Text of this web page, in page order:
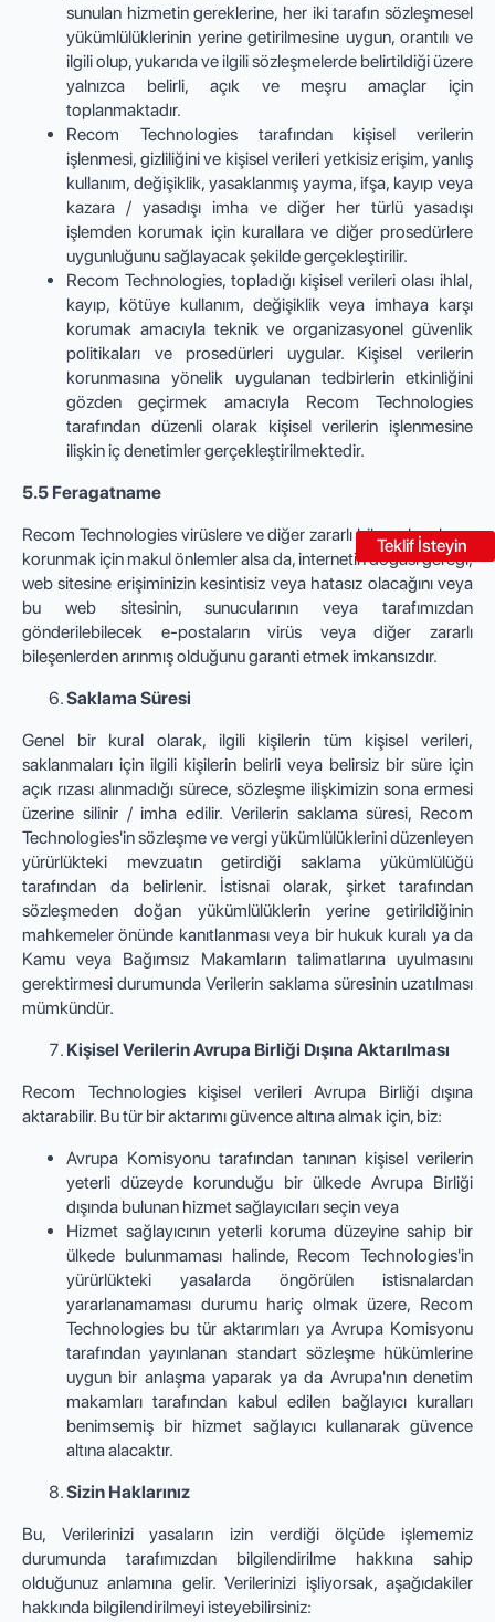
Teklif İsteyin
sunulan hizmetin gereklerine, her iki tarafın sözleşmesel
yükümlülüklerinin yerine getirilmesine uygun, orantılı ve
ilgili olup, yukarıda ve ilgili sözleşmelerde belirtildiği üzere
yalnızca belirli, açık ve meşru amaçlar için
toplanmaktadır.
Recom Technologies tarafından kişisel verilerin
işlenmesi, gizliliğini ve kişisel verileri yetkisiz erişim, yanlış
kullanım, değişiklik, yasaklanmış yayma, ifşa, kayıp veya
kazara / yasadışı imha ve diğer her türlü yasadışı
işlemden korumak için kurallara ve diğer prosedürlere
uygunluğunu sağlayacak şekilde gerçekleştirilir.
Recom Technologies, topladığı kişisel verileri olası ihlal,
kayıp, kötüye kullanım, değişiklik veya imhaya karşı
korumak amacıyla teknik ve organizasyonel güvenlik
politikaları ve prosedürleri uygular. Kişisel verilerin
korunmasına yönelik uygulanan tedbirlerin etkinliğini
gözden geçirmek amacıyla Recom Technologies
tarafından düzenli olarak kişisel verilerin işlenmesine
ilişkin iç denetimler gerçekleştirilmektedir.
5.5 Feragatname
Recom Technologies virüslere ve diğer zararlı bileşenlere karşı
korunmak için makul önlemler alsa da, internetin doğası gereği,
web sitesine erişiminizin kesintisiz veya hatasız olacağını veya
bu web sitesinin, sunucularının veya tarafımızdan
gönderilebilecek e-postaların virüs veya diğer zararlı
bileşenlerden arınmış olduğunu garanti etmek imkansızdır.
Saklama Süresi
Genel bir kural olarak, ilgili kişilerin tüm kişisel verileri,
saklanmaları için ilgili kişilerin belirli veya belirsiz bir süre için
açık rızası alınmadığı sürece, sözleşme ilişkimizin sona ermesi
üzerine silinir / imha edilir. Verilerin saklama süresi, Recom
Technologies'in sözleşme ve vergi yükümlülüklerini düzenleyen
yürürlükteki mevzuatın getirdiği saklama yükümlülüğü
tarafından da belirlenir. İstisnai olarak, şirket tarafından
sözleşmeden doğan yükümlülüklerin yerine getirildiğinin
mahkemeler önünde kanıtlanması veya bir hukuk kuralı ya da
Kamu veya Bağımsız Makamların talimatlarına uyulmasını
gerektirmesi durumunda Verilerin saklama süresinin uzatılması
mümkündür.
Kişisel Verilerin Avrupa Birliği Dışına Aktarılması
Recom Technologies kişisel verileri Avrupa Birliği dışına
aktarabilir. Bu tür bir aktarımı güvence altına almak için, biz:
Avrupa Komisyonu tarafından tanınan kişisel verilerin
yeterli düzeyde korunduğu bir ülkede Avrupa Birliği
dışında bulunan hizmet sağlayıcıları seçin veya
Hizmet sağlayıcının yeterli koruma düzeyine sahip bir
ülkede bulunmaması halinde, Recom Technologies'in
yürürlükteki yasalarda öngörülen istisnalardan
yararlanamaması durumu hariç olmak üzere, Recom
Technologies bu tür aktarımları ya Avrupa Komisyonu
tarafından yayınlanan standart sözleşme hükümlerine
uygun bir anlaşma yaparak ya da Avrupa'nın denetim
makamları tarafından kabul edilen bağlayıcı kuralları
benimsemiş bir hizmet sağlayıcı kullanarak güvence
altına alacaktır.
Sizin Haklarınız
Bu, Verilerinizi yasaların izin verdiği ölçüde işlememiz
durumunda tarafımızdan bilgilendirilme hakkına sahip
olduğunuz anlamına gelir. Verilerinizi işliyorsak, aşağıdakiler
hakkında bilgilendirilmeyi isteyebilirsiniz: